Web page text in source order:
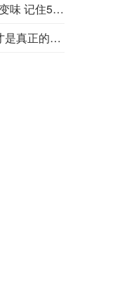
茶叶存放不当容易受潮、变味 记住5点延长茶叶的保质期
减肥≠减肥！穿瘦脱衣服才是真正的好身材